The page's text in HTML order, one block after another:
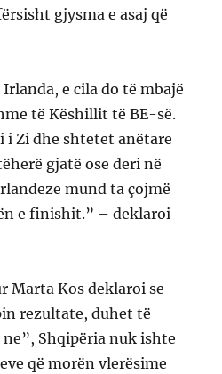
gjysma e asaj që
e cila do të mbajë
të Këshillit të BE-së.
i Zi dhe shtetet anëtare
gjatë ose deri në
mund ta çojmë
e finishit.” – deklaroi
Marta Kos deklaroi se
rezultate, duhet të
Shqipëria nuk ishte
që morën vlerësime